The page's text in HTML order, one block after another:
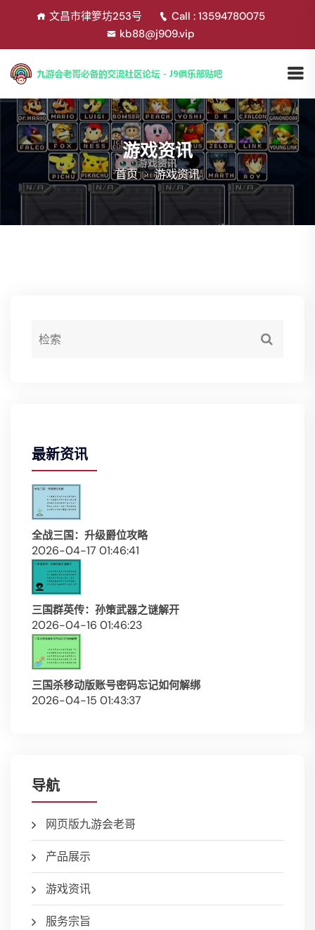
文昌市律箩坊253号
Call : 13594780075
kb88@j909.vip
游戏资讯
首页 游戏资讯
最新资讯
全战三国：升级爵位攻略
2026-04-17 01:46:41
三国群英传：孙策武器之谜解开
2026-04-16 01:46:23
三国杀移动版账号密码忘记如何解绑
2026-04-15 01:43:37
导航
网页版九游会老哥
产品展示
游戏资讯
服务宗旨